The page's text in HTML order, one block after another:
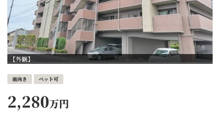
【外観】
南向き ペット可
2,280万円